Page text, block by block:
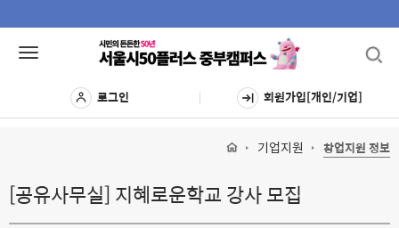
Toggle
로그인 회원가입[개인/기업]
기업지원 창업지원 정보
[공유사무실] 지혜로운학교 강사 모집